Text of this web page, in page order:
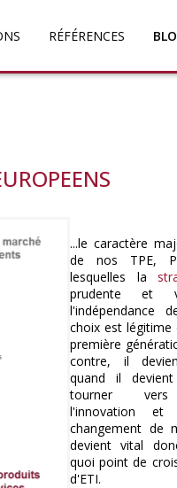
RÉFÉRENCES
...le caractère
de nos TPE,
lesquelles la
prudente et
l'indépendance
choix est
première
contre, il
quand il
tourner vers
l'innovation et
changement de
devient vital
quoi point de
d'ETI.